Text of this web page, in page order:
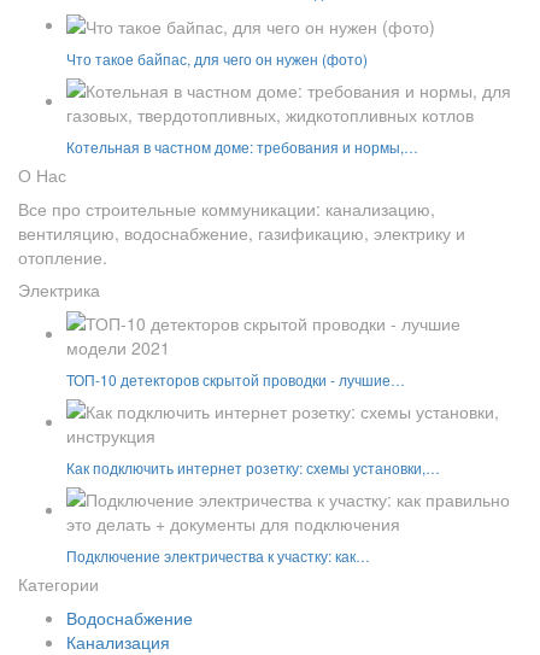
Что такое байпас, для чего он нужен (фото)
Котельная в частном доме: требования и нормы,…
О Нас
Все про строительные коммуникации: канализацию,
вентиляцию, водоснабжение, газификацию, электрику и
отопление.
Электрика
ТОП-10 детекторов скрытой проводки - лучшие…
Как подключить интернет розетку: схемы установки,…
Подключение электричества к участку: как…
Категории
Водоснабжение
Канализация